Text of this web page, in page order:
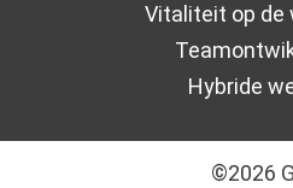
Vitaliteit op de
Hybride
©2026